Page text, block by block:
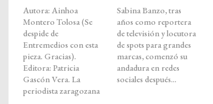
Autora: Ainhoa
Montero Tolosa (Se
despide de
Entremedios con esta
pieza. Gracias).
Editora: Patricia
Gascón Vera. La
periodista zaragozana
Sabina Banzo, tras
años como reportera
de televisión y locutora
de spots para grandes
marcas, comenzó su
andadura en redes
sociales después...